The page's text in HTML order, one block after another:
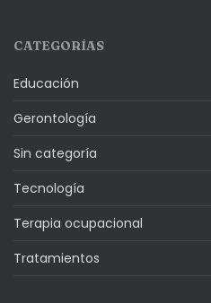
CATEGORÍAS
Educación
Gerontología
Sin categoría
Tecnología
Terapia ocupacional
Tratamientos